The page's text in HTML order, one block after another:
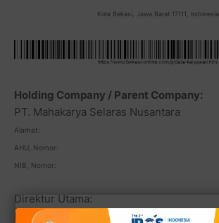
Kota Bekasi, Jawa Barat 17111, Indonesia
Holding Company / Parent Company:
PT. Mahakarya Selaras Nusantara
Alamat:
AHU, Nomor:
NIB, Nomor:
Direktur Utama:
Direktur Operasional: